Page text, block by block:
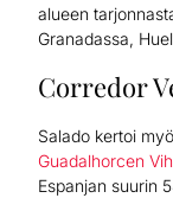
alueen
Granadassa,
Corredor
Salado kertoi
Guadalhorcen
Espanjan suurin